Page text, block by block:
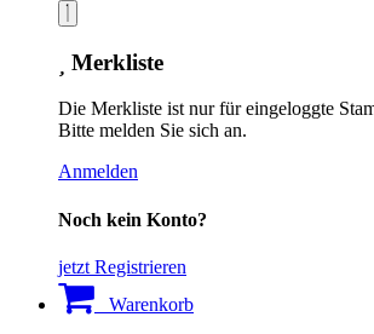
Merkliste
Die Merkliste ist nur für eingeloggte
Bitte melden Sie sich an.
Anmelden
Noch kein Konto?
jetzt Registrieren
Warenkorb